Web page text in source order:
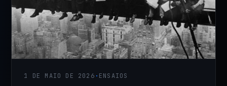
1 DE MAIO DE 2026 · ENSAIOS